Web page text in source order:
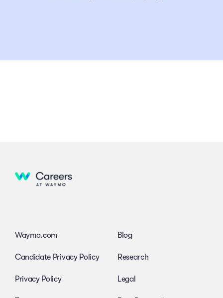
Waymo.com
Candidate Privacy Policy
Privacy Policy
Blog
Research
Legal